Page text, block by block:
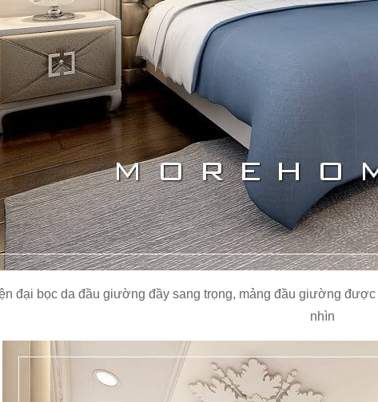
đại bọc da đầu giường đầy sang trọng, mảng đầu giường
nhìn